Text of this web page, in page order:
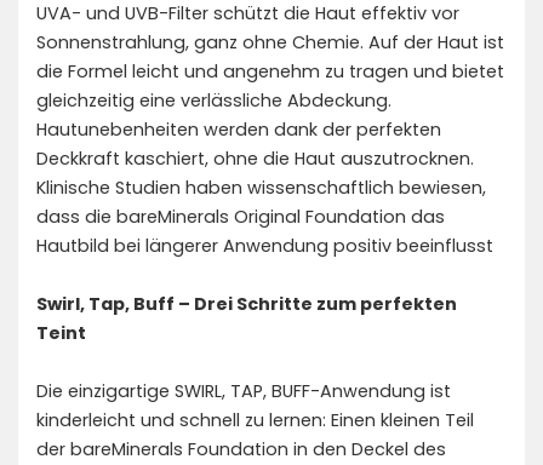
UVA- und UVB-Filter schützt die Haut effektiv vor
Sonnenstrahlung, ganz ohne Chemie. Auf der Haut ist
die Formel leicht und angenehm zu tragen und bietet
gleichzeitig eine verlässliche Abdeckung.
Hautunebenheiten werden dank der perfekten
Deckkraft kaschiert, ohne die Haut auszutrocknen.
Klinische Studien haben wissenschaftlich bewiesen,
dass die bareMinerals Original Foundation das
Hautbild bei längerer Anwendung positiv beeinflusst
Swirl, Tap, Buff – Drei Schritte zum perfekten
Teint
Die einzigartige SWIRL, TAP, BUFF-Anwendung ist
kinderleicht und schnell zu lernen: Einen kleinen Teil
der bareMinerals Foundation in den Deckel des